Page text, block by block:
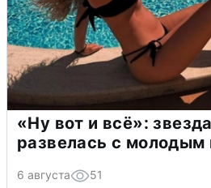
«Ну вот и всё»:
развелась с
6 августа 51